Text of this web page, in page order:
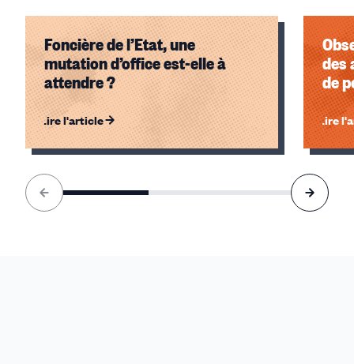
Foncière de l’Etat, une
mutation d’office est-elle à
attendre ?
Lire l'article
des
de
Lire